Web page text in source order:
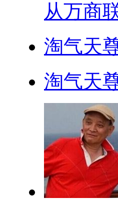
从万商
淘气天
淘气天